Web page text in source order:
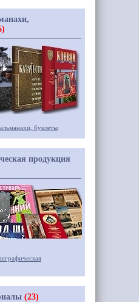
буклеты
продукция
(23)